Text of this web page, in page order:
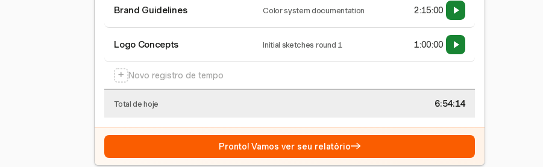
Brand Guidelines Color system documentation 2:15:00
Logo Concepts Initial sketches round 1 1:00:00
+ Novo registro de tempo
Total de hoje 6:54:15
Pronto! Vamos ver seu relatório→